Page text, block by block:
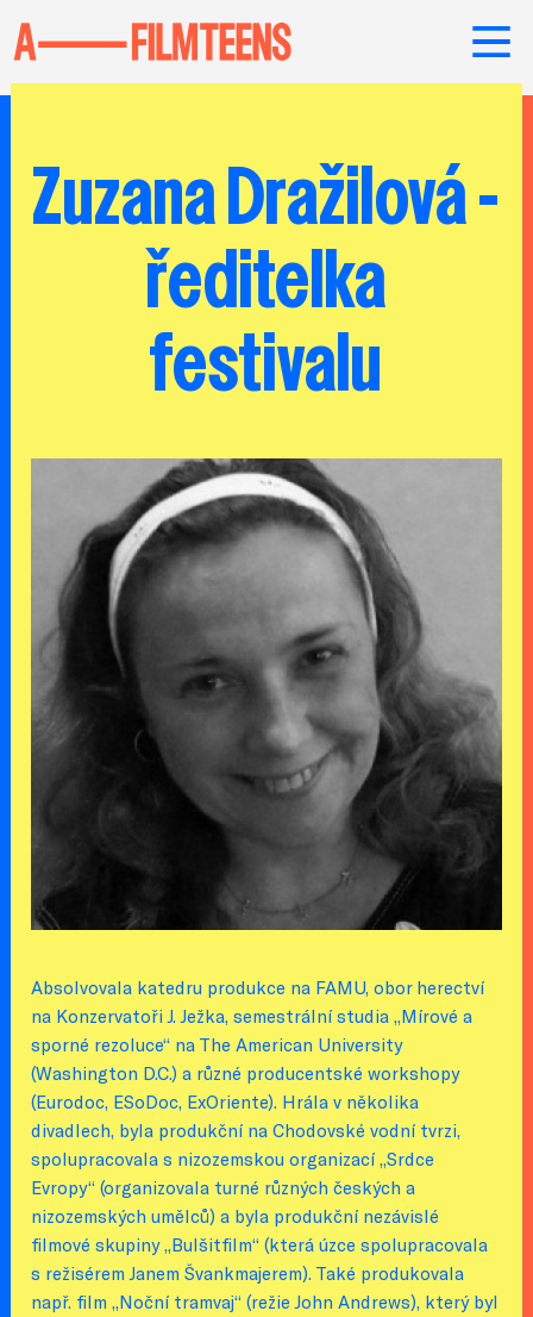
Zuzana Dražilová -
ředitelka
festivalu
Absolvovala katedru produkce na FAMU, obor herectví
na Konzervatoři J. Ježka, semestrální studia „Mírové a
sporné rezoluce“ na The American University
(Washington D.C.) a různé producentské workshopy
(Eurodoc, ESoDoc, ExOriente). Hrála v několika
divadlech, byla produkční na Chodovské vodní tvrzi,
spolupracovala s nizozemskou organizací „Srdce
Evropy“ (organizovala turné různých českých a
nizozemských umělců) a byla produkční nezávislé
filmové skupiny „Bulšitfilm“ (která úzce spolupracovala
s režisérem Janem Švankmajerem). Také produkovala
např. film „Noční tramvaj“ (režie John Andrews), který byl